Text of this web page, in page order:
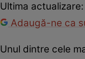
Ultima actualizare:
Adaugă-ne ca
Unul dintre cele